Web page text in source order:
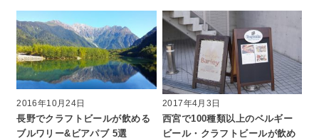
2016年10月24日
長野でクラフトビールが飲める
ブルワリー&ビアパブ 5選
2017年4月3日
西宮で100種類以上のベルギー
ビール・クラフトビールが飲め